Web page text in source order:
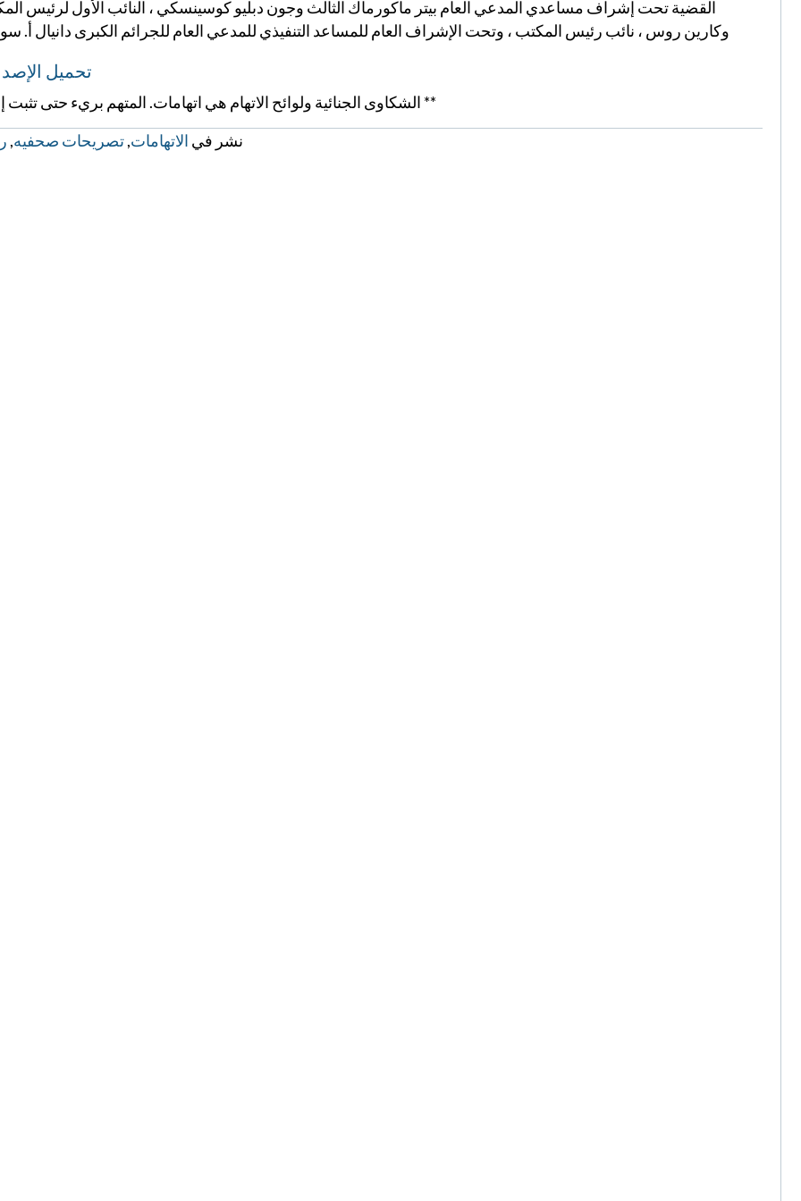
القضية تحت إشراف مساعدي المدعي العام بيتر ماكورماك الثالث وجون دبليو كوسينسكي ، النائب الأول لرئيس
وكارين روس ، نائب رئيس المكتب ، وتحت الإشراف العام للمساعد التنفيذي للمدعي العام للجرائم الكبرى دانيال أ.
تحميل
** الشكاوى الجنائية ولوائح الاتهام هي اتهامات. المتهم بريء حتى تثبت
نشر في الاتهامات,تصريحات صحفيه,